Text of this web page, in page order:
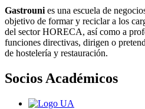
Gastrounies una escuela de
objetivo de formar y reciclar a los
del sector HORECA, así como a
funciones directivas, dirigen o
de hostelería y restauración.
Socios Académicos